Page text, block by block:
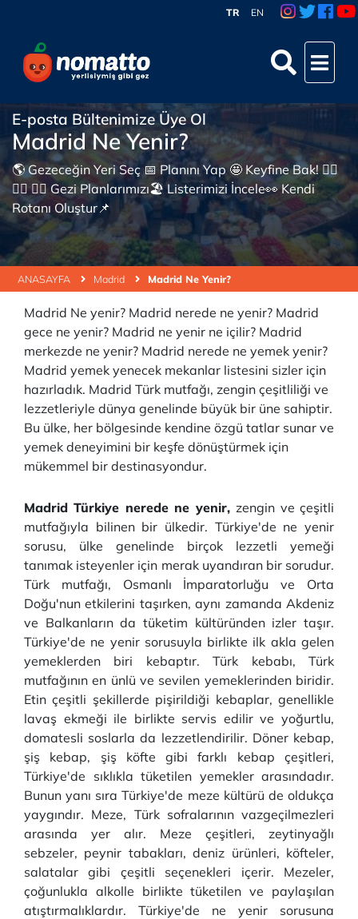
TR EN
ANASAYFA Madrid Madrid Ne Yenir?
E-posta Bültenimize Üye Ol
Madrid Ne Yenir?
🌎 Gezeceğin Yeri Seç 📅 Planını Yap 🤩 Keyfine Bak! 👇🏼
👇🏼 👇🏼 Gezi Planlarımızı🏖 Listerimizi İncele👀 Kendi
Rotanı Oluştur📌
Madrid Ne yenir? Madrid nerede ne yenir? Madrid
gece ne yenir? Madrid ne yenir ne içilir? Madrid
merkezde ne yenir? Madrid nerede ne yemek yenir?
Madrid yemek yenecek mekanlar listesini sizler için
hazırladık. Madrid Türk mutfağı, zengin çeşitliliği ve
lezzetleriyle dünya genelinde büyük bir üne sahiptir.
Bu ülke, her bölgesinde kendine özgü tatlar sunar ve
yemek deneyimini bir keşfe dönüştürmek için
mükemmel bir destinasyondur.
Madrid Türkiye nerede ne yenir,zengin ve çeşitli
mutfağıyla bilinen bir ülkedir. Türkiye'de ne yenir
sorusu, ülke genelinde birçok lezzetli yemeği
tanımak isteyenler için merak uyandıran bir sorudur.
Türk mutfağı, Osmanlı İmparatorluğu ve Orta
Doğu'nun etkilerini taşırken, aynı zamanda Akdeniz
ve Balkanların da tüketim kültüründen izler taşır.
Türkiye'de ne yenir sorusuyla birlikte ilk akla gelen
yemeklerden biri kebaptır. Türk kebabı, Türk
mutfağının en ünlü ve sevilen yemeklerinden biridir.
Etin çeşitli şekillerde pişirildiği kebaplar, genellikle
lavaş ekmeği ile birlikte servis edilir ve yoğurtlu,
domatesli soslarla da lezzetlendirilir. Döner kebap,
şiş kebap, şiş köfte gibi farklı kebap çeşitleri,
Türkiye'de sıklıkla tüketilen yemekler arasındadır.
Bunun yanı sıra Türkiye'de meze kültürü de oldukça
yaygındır. Meze, Türk sofralarının vazgeçilmezleri
arasında yer alır. Meze çeşitleri, zeytinyağlı
sebzeler, peynir tabakları, deniz ürünleri, köfteler,
salatalar gibi çeşitli seçenekleri içerir. Mezeler,
çoğunlukla alkolle birlikte tüketilen ve paylaşılan
atıştırmalıklardır. Türkiye'de ne yenir sorusuna